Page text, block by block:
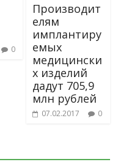
0
Производит
елям
имплантиру
емых
медицински
х изделий
дадут 705,9
млн рублей
07.02.2017 0